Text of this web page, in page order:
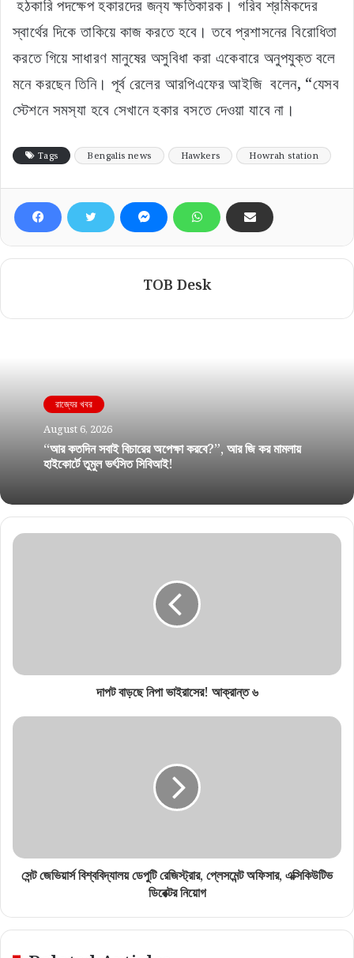
হঠকারি পদক্ষেপ হকারদের জন‌্য ক্ষতিকারক। গরিব শ্রমিকদের
স্বার্থের দিকে তাকিয়ে কাজ করতে হবে। তবে প্রশাসনের বিরোধিতা
করতে গিয়ে সাধারণ মানুষের অসুবিধা করা একেবারে অনুপযুক্ত বলে
মনে করছেন তিনি। পূর্ব রেলের আরপিএফের আইজি বলেন, “যেসব
স্টেশনে সমস‌্যা হবে সেখানে হকার বসতে দেওয়া যাবে না।
Tags Bengalis news Hawkers Howrah station
TOB Desk
রাজ্যের খবর
August 6, 2026
“আর কতদিন সবাই বিচারের অপেক্ষা করবে?”, আর জি কর মামলায়
হাইকোর্টে তুমুল ভর্ৎসিত সিবিআই!
দাপট বাড়ছে নিপা ভাইরাসের! আক্রান্ত ৬
সেন্ট জেভিয়ার্স বিশ্ববিদ্যালয় ডেপুটি রেজিস্ট্রার, প্লেসমেন্ট অফিসার, এক্সিকিউটিভ
ডিরেক্টর নিয়োগ